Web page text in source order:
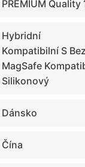
PREMIUM Quality
Hybridní
Kompatibilní S
MagSafe
Silikonový
Dánsko
Čína